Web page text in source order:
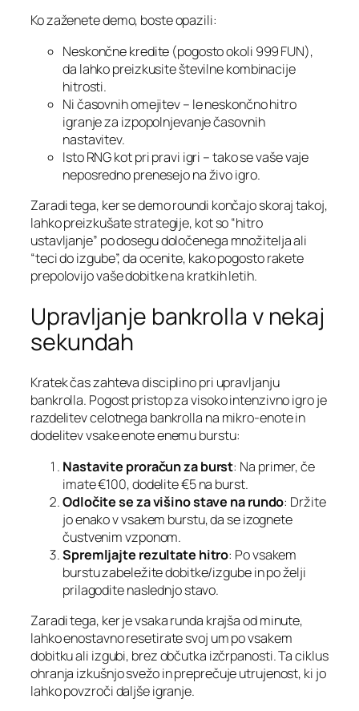
Ko zaženete demo, boste opazili:
Neskončne kredite (pogosto okoli 999 FUN),
da lahko preizkusite številne kombinacije
hitrosti.
Ni časovnih omejitev – le neskončno hitro
igranje za izpopolnjevanje časovnih
nastavitev.
Isto RNG kot pri pravi igri – tako se vaše vaje
neposredno prenesejo na živo igro.
Zaradi tega, ker se demo roundi končajo skoraj takoj,
lahko preizkušate strategije, kot so “hitro
ustavljanje” po dosegu določenega množitelja ali
“teci do izgube”, da ocenite, kako pogosto rakete
prepolovijo vaše dobitke na kratkih letih.
Upravljanje bankrolla v nekaj
sekundah
Kratek čas zahteva disciplino pri upravljanju
bankrolla. Pogost pristop za visoko intenzivno igro je
razdelitev celotnega bankrolla na mikro‑enote in
dodelitev vsake enote enemu burstu:
Nastavite proračun za burst: Na primer, če
imate €100, dodelite €5 na burst.
Odločite se za višino stave na rundo: Držite
jo enako v vsakem burstu, da se izognete
čustvenim vzponom.
Spremljajte rezultate hitro: Po vsakem
burstu zabeležite dobitke/izgube in po želji
prilagodite naslednjo stavo.
Zaradi tega, ker je vsaka runda krajša od minute,
lahko enostavno resetirate svoj um po vsakem
dobitku ali izgubi, brez občutka izčrpanosti. Ta ciklus
ohranja izkušnjo svežo in preprečuje utrujenost, ki jo
lahko povzroči daljše igranje.